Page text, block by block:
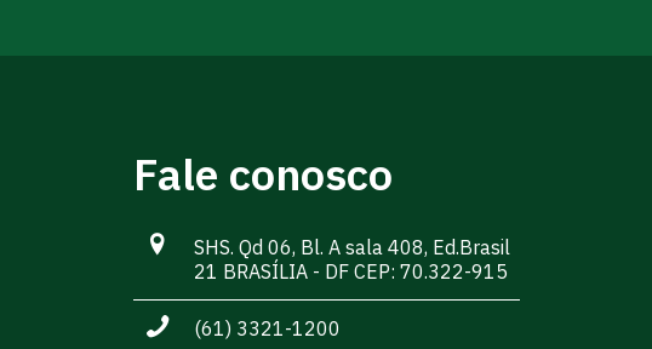
Fale conosco
SHS. Qd 06, Bl. A sala 408, Ed.Brasil
21 BRASÍLIA - DF CEP: 70.322-915
(61) 3321-1200